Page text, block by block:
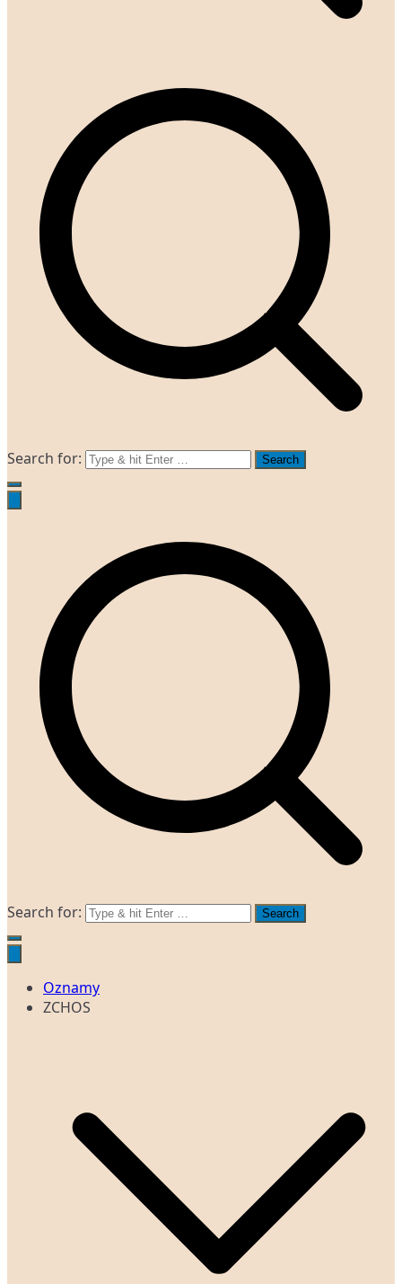
Search for:
Search for:
Oznamy
ZCHOS